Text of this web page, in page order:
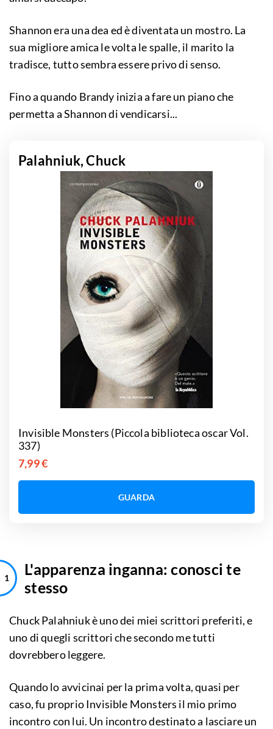
Shannon era una dea ed è diventata un mostro. La
sua migliore amica le volta le spalle, il marito la
tradisce, tutto sembra essere privo di senso.
Fino a quando Brandy inizia a fare un piano che
permetta a Shannon di vendicarsi...
Palahniuk, Chuck
Invisible Monsters (Piccola biblioteca oscar Vol.
337)
7,99 €
GUARDA
L'apparenza inganna: conosci te
stesso
Chuck Palahniuk è uno dei miei scrittori preferiti, e
uno di quegli scrittori che secondo me tutti
dovrebbero leggere.
Quando lo avvicinai per la prima volta, quasi per
caso, fu proprio Invisible Monsters il mio primo
incontro con lui. Un incontro destinato a lasciare un